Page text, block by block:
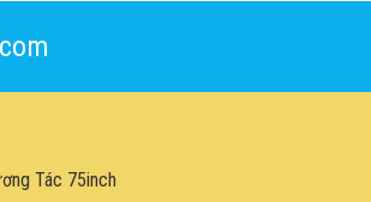
Tác 75inch